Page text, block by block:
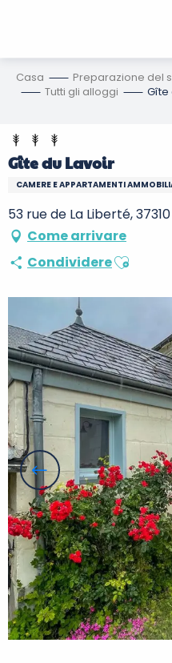
Casa Preparazione del
Tutti gli alloggi
Gîte
Gîte du Lavoir
CAMERE E APPARTAMENTI
53 rue de La Liberté,
Come arrivare
CondividereAjouter